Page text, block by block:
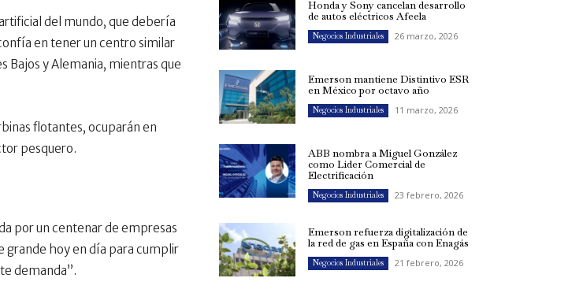
del mundo, que debería
en tener un centro similar
Bajos y Alemania, mientras que
flotantes, ocuparán en
pesquero.
por un centenar de empresas
grande hoy en día para cumplir
demanda”.
Honda y Sony cancelan desarrollo
de autos eléctricos Afeela
Negocios Industriales 26 marzo, 2026
Emerson mantiene Distintivo ESR
en México por octavo año
Negocios Industriales 11 marzo, 2026
ABB nombra a Miguel González
como Líder Comercial de
Electrificación
Negocios Industriales 23 febrero, 2026
Emerson refuerza digitalización de
la red de gas en España con Enagás
Negocios Industriales 21 febrero, 2026